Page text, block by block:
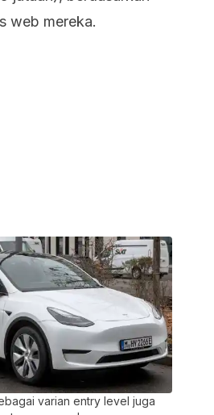
web mereka.
varian entry level juga